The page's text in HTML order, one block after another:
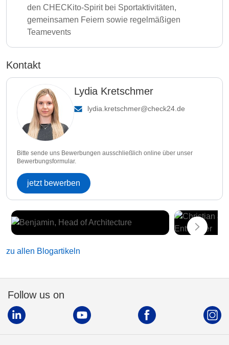
den CHECKito-Spirit bei Sportaktivitäten,
gemeinsamen Feiern sowie regelmäßigen
Teamevents
Kontakt
Lydia Kretschmer
lydia.kretschmer@check24.de
Bitte sende uns Bewerbungen ausschließlich online über unser
Bewerbungsformular.
jetzt bewerben
zu allen Blogartikeln
Follow us on